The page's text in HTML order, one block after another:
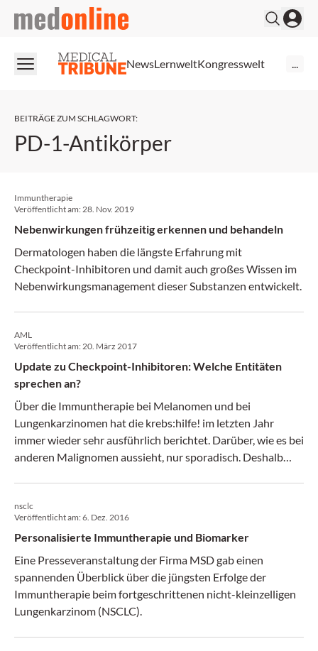
medonline
NewsLernweltKongresswelt
BEITRÄGE ZUM SCHLAGWORT:
PD-1-Antikörper
Immuntherapie
Veröffentlicht am:28. Nov. 2019
Nebenwirkungen frühzeitig erkennen und behandeln
Dermatologen haben die längste Erfahrung mit
Checkpoint-Inhibitoren und damit auch großes Wissen im
Neben­wirkungsmanagement dieser Substanzen entwickelt.
AML
Veröffentlicht am:20. März 2017
Update zu Checkpoint-Inhibitoren: Welche Entitäten
sprechen an?
Über die Immuntherapie bei Melanomen und bei
Lungenkarzinomen hat die krebs:hilfe! im letzten Jahr
immer wieder sehr ausführlich berichtet. Darüber, wie es bei
anderen Malignomen aussieht, nur sporadisch. Deshalb
nsclc
Veröffentlicht am:6. Dez. 2016
Personalisierte Immuntherapie und Biomarker
Eine Presseveranstaltung der Firma MSD gab einen
spannenden Überblick über die jüngsten Erfolge der
Immuntherapie beim fortgeschrittenen nicht-kleinzelligen
Lungenkarzinom (NSCLC).